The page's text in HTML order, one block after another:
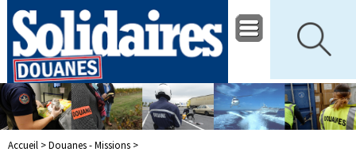
Accueil >Douanes - Missions >